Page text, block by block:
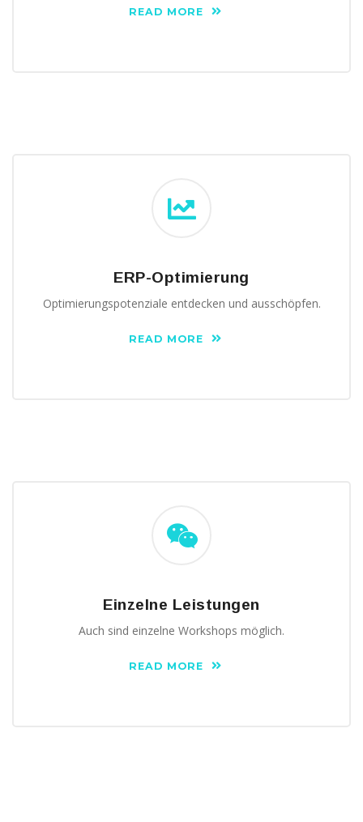
READ MORE
ERP-Optimierung
Optimierungspotenziale entdecken und ausschöpfen.
READ MORE
Einzelne Leistungen
Auch sind einzelne Workshops möglich.
READ MORE